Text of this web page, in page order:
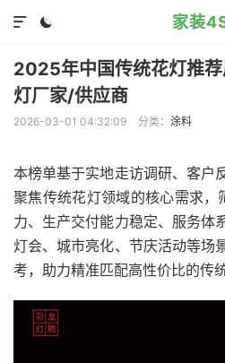
家装


2025年中国传统花灯推
灯厂家/供应商
2026-03-01 04:32:09 分类： 涂料
本榜单基于实地走访调研、客户
聚焦传统花灯领域的核心需求
力、生产交付能力稳定、服务体
灯会、城市亮化、节庆活动等场
考，助力精准匹配高性价比的传